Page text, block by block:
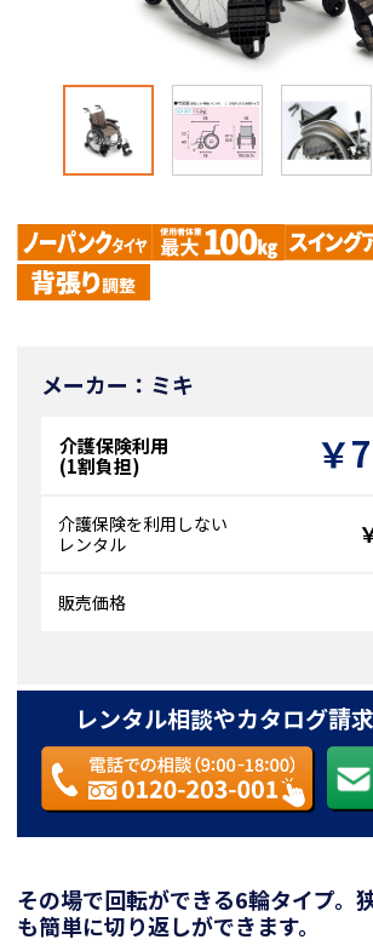
メーカー：ミキ
介護保険利用
(1割負担)
￥
介護保険を利用しない
レンタル
販売価格
レンタル相談やカタログ請
その場で回転ができる6輪タイプ。
も簡単に切り返しができます。